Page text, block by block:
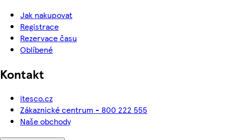
Jak nakupovat
Registrace
Rezervace času
Oblíbené
Kontakt
itesco.cz
Zákaznické centrum - 800 222 555
Naše obchody